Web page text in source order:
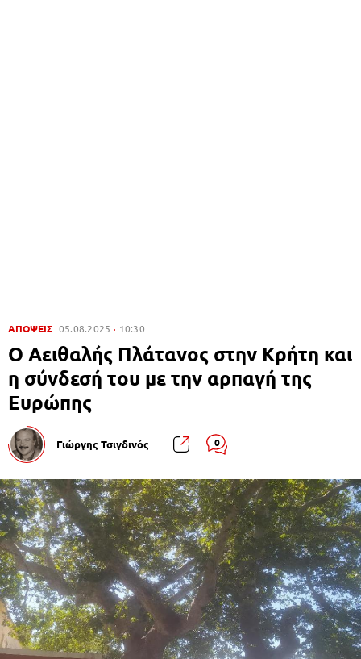
ΑΠΟΨΕΙΣ 05.08.2025 10:30
Ο Αειθαλής Πλάτανος στην Κρήτη και
η σύνδεσή του με την αρπαγή της
Ευρώπης
Γιώργης Τσιγδινός 0